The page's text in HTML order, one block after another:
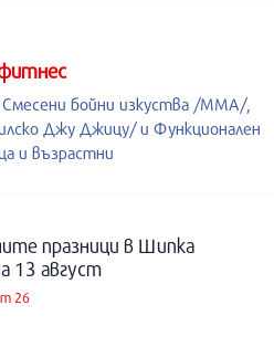
бойни изкуства /MMA/,
Джу Джицу/ и Функционален
и възрастни
празници в Шипка
13 август
26